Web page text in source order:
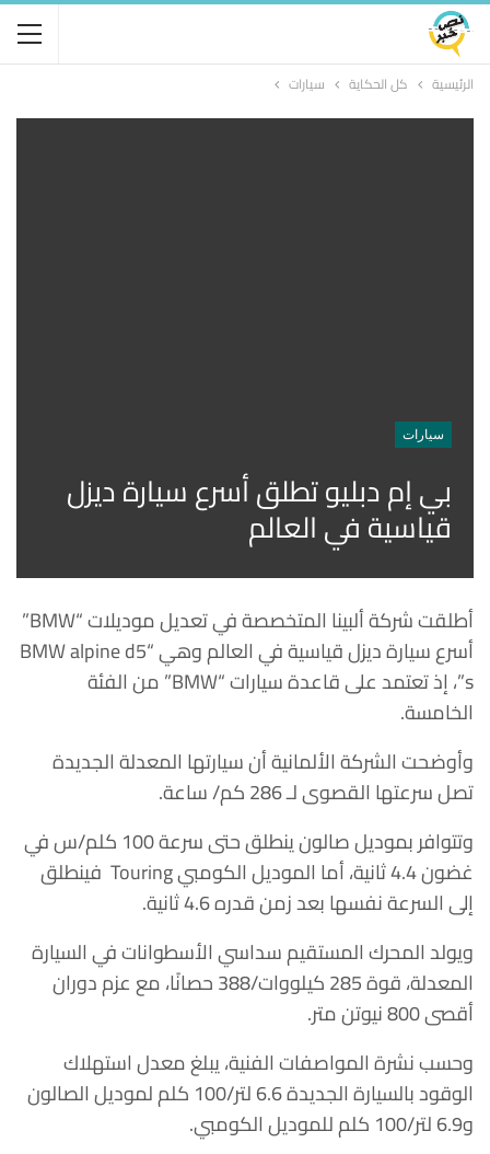
الرئيسية كل الحكاية سيارات
سيارات
بي إم دبليو تطلق أسرع سيارة ديزل
قياسية في العالم
أطلقت شركة ألبينا المتخصصة في تعديل موديلات “BMW”
أسرع سيارة ديزل قياسية في العالم وهي “BMW alpine d5
s”، إذ تعتمد على قاعدة سيارات “BMW” من الفئة
الخامسة.
وأوضحت الشركة الألمانية أن سيارتها المعدلة الجديدة
تصل سرعتها القصوى لـ 286 كم/ ساعة.
وتتوافر بموديل صالون ينطلق حتى سرعة 100 كلم/س في
غضون 4.4 ثانية، أما الموديل الكومبي Touring فينطلق
إلى السرعة نفسها بعد زمن قدره 4.6 ثانية.
ويولد المحرك المستقيم سداسي الأسطوانات في السيارة
المعدلة، قوة 285 كيلووات/388 حصانًا، مع عزم دوران
أقصى 800 نيوتن متر.
وحسب نشرة المواصفات الفنية، يبلغ معدل استهلاك
الوقود بالسيارة الجديدة 6.6 لتر/100 كلم لموديل الصالون
و6.9 لتر/100 كلم للموديل الكومبي.